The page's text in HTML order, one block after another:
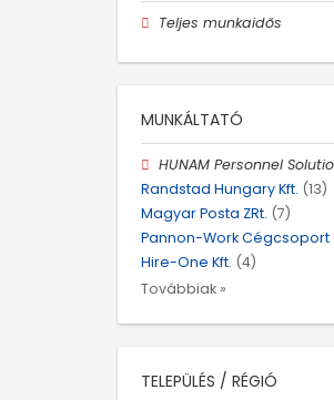
Teljes munkaidős
MUNKÁLTATÓ
HUNAM Personnel
Randstad Hungary Kft. (13)
Magyar Posta ZRt. (7)
Pannon-Work Cégcsoport
Hire-One Kft. (4)
Továbbiak »
TELEPÜLÉS / RÉGIÓ